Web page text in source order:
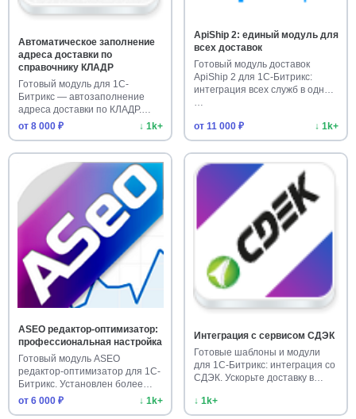
Автоматическое заполнение
адреса доставки по
справочнику КЛАДР
Готовый модуль для 1С-
Битрикс — автозаполнение
адреса доставки по КЛАДР.
Ускорьт…
от 8 000 ₽ ↓ 1k+
ApiShip 2: единый модуль для
всех доставок
Готовый модуль доставок
ApiShip 2 для 1С-Битрикс:
интеграция всех служб в одном
…
от 11 000 ₽ ↓ 1k+
ASEO редактор-оптимизатор:
профессиональная настройка
Готовый модуль ASEO
редактор-оптимизатор для 1С-
Битрикс. Установлен более
1000 р…
от 6 000 ₽ ↓ 1k+
Интеграция с сервисом СДЭК
Готовые шаблоны и модули
для 1С-Битрикс: интеграция со
СДЭК. Ускорьте доставку в…
↓ 1k+